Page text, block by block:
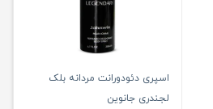
اسپری دئودورانت مردانه بلک
لجندری جانوین